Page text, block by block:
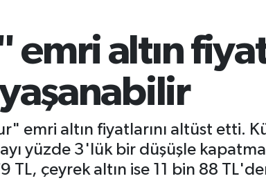
altın
emri altın fiyatlarını altüst etti.
yüzde 3'lük bir düşüşle
TL, çeyrek altın ise 11 bin 88